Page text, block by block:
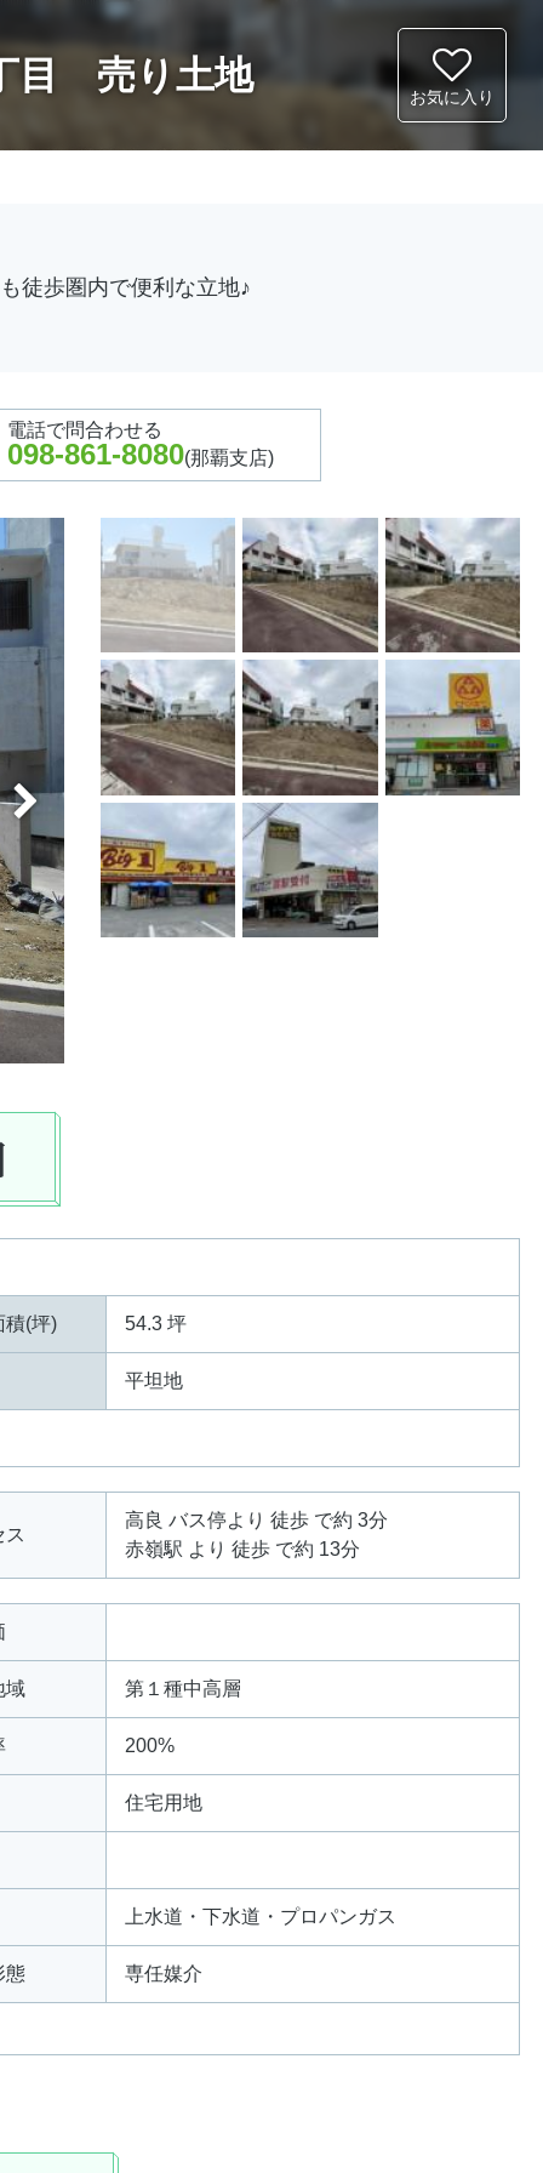
目 売り土地 お気に入り
徒歩圏内で便利な立地♪
電話で問合わせる
098-861-8080(那覇支店)
積(坪) 54.3 坪
平坦地
ス
高良 バス停より 徒歩 で約 3分
赤嶺駅 より 徒歩 で約 13分
域 第１種中高層
200%
住宅用地
上水道・下水道・プロパンガス
態 専任媒介